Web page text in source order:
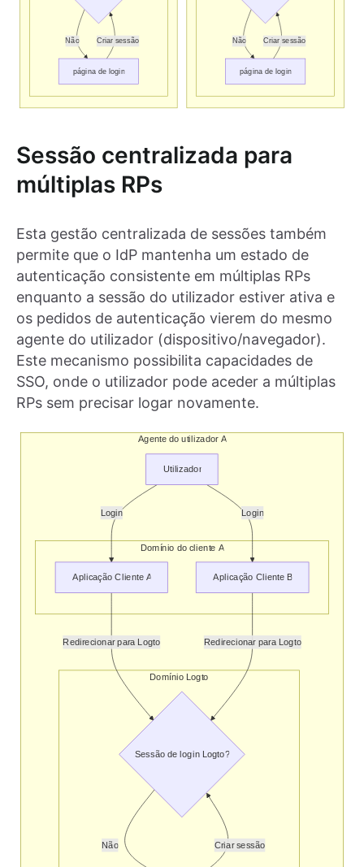
Sessão centralizada para
múltiplas RPs
Esta gestão centralizada de sessões também
permite que o IdP mantenha um estado de
autenticação consistente em múltiplas RPs
enquanto a sessão do utilizador estiver ativa e
os pedidos de autenticação vierem do mesmo
agente do utilizador (dispositivo/navegador).
Este mecanismo possibilita capacidades de
SSO, onde o utilizador pode aceder a múltiplas
RPs sem precisar logar novamente.